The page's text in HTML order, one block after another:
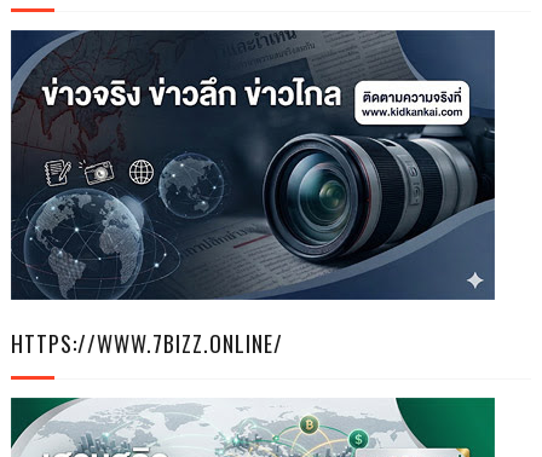
HTTPS://WWW.7BIZZ.ONLINE/